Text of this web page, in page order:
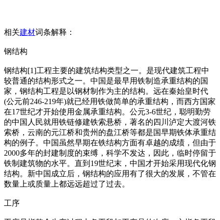
相关建材词条解释：
钢结构
钢结构[1]工程主要的建筑结构类型之一。是现代建筑工程中
较普通的结构形式之一。中国是最早用铁制造承重结构的国
家，钢结构工程是以钢材制作为主的结构。远在秦始皇时代
(公元前246-219年)就已经用铁做简单的承重结构，而西方国家
在17世纪才开始使用金属承重结构。公元3-6世纪，聪明勤劳
的中国人民就用铁链修建铁索悬桥，著名的四川泸定大渡河铁
索桥，云南的元江桥和贵州的盘江桥等都是国早期铁体承重结
构的例子。中国虽然早期在铁结构方面有卓越的成绩，但由于
2000多年的封建制度的束缚，科学不发达，因此，临时停留于
铁制建筑物的水平。直到19世纪末，中国才开始采用现代化钢
结构。新中国成立后，钢结构的应用有了很大的发展，不管在
数量上或质量上都远远超过了过去。
工序